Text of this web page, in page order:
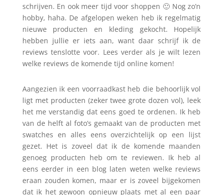
schrijven. En ook meer tijd voor shoppen 🙂 Nog zo’n
hobby, haha. De afgelopen weken heb ik regelmatig
nieuwe producten en kleding gekocht. Hopelijk
hebben jullie er iets aan, want daar schrijf ik de
reviews tenslotte voor. Lees verder als je wilt lezen
welke reviews de komende tijd online komen!
Aangezien ik een voorraadkast heb die behoorlijk vol
ligt met producten (zeker twee grote dozen vol), leek
het me verstandig dat eens goed te ordenen. Ik heb
van de helft al foto’s gemaakt van de producten met
swatches en alles eens overzichtelijk op een lijst
gezet. Het is zoveel dat ik de komende maanden
genoeg producten heb om te reviewen. Ik heb al
eens eerder in een blog laten weten welke reviews
eraan zouden komen, maar er is zoveel bijgekomen
dat ik het gewoon opnieuw plaats met al een paar